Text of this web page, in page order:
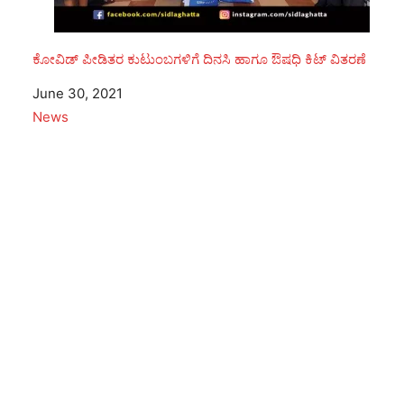
ಕೋವಿಡ್ ಪೀಡಿತರ ಕುಟುಂಬಗಳಿಗೆ ದಿನಸಿ ಹಾಗೂ ಔಷಧಿ ಕಿಟ್‌ ವಿತರಣೆ
Date
June 30, 2021
In relation to
News